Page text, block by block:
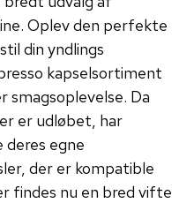
Oplev den perfekte
din yndlings
kapselsortiment
Da
er udløbet, har
egne
der er kompatible
findes nu en bred vifte